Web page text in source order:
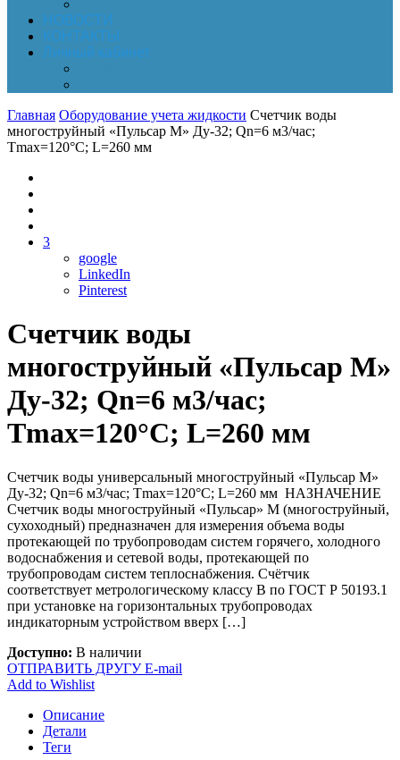
НОВОСТИ
КОНТАКТЫ
Личный кабинет
Главная Оборудование учета жидкости Счетчик воды
многоструйный «Пульсар М» Ду-32; Qn=6 м3/час;
Тmax=120°С; L=260 мм
3
google
LinkedIn
Pinterest
Счетчик воды
многоструйный «Пульсар М»
Ду-32; Qn=6 м3/час;
Тmax=120°С; L=260 мм
Счетчик воды универсальный многоструйный «Пульсар М»
Ду-32; Qn=6 м3/час; Тmax=120°С; L=260 мм НАЗНАЧЕНИЕ
Счетчик воды многоструйный «Пульсар» М (многоструйный,
сухоходный) предназначен для измерения объема воды
протекающей по трубопроводам систем горячего, холодного
водоснабжения и сетевой воды, протекающей по
трубопроводам систем теплоснабжения. Счётчик
соответствует метрологическому классу В по ГОСТ Р 50193.1
при установке на горизонтальных трубопроводах
индикаторным устройством вверх […]
Доступно: В наличии
ОТПРАВИТЬ ДРУГУ E-mail
Add to Wishlist
Описание
Детали
Теги